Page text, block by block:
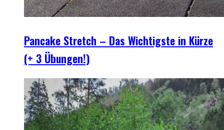
Pancake Stretch – Das Wichtigste in Kürze
(+ 3 Übungen!)